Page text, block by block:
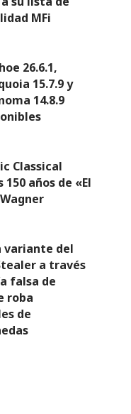
MFi
26.6.1,
15.7.9 y
14.8.9
Classical
años de «El
variante del
a través
falsa de
roba
de